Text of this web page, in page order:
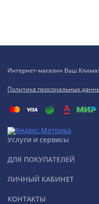
Интернет-магазин Ваш
Политика персональных
Услуги и сервисы
ДЛЯ ПОКУПАТЕЛЕЙ
ЛИЧНЫЙ КАБИНЕТ
КОНТАКТЫ